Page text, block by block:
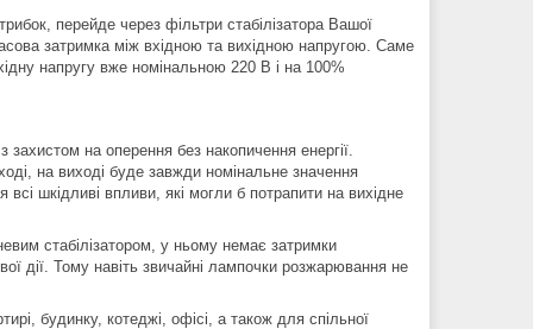
перейде через фільтри стабілізатора Вашої
затримка між вхідною та вихідною напругою. Саме
напругу вже номінальною 220 В і на 100%
на оперення без накопичення енергії.
на виході буде завжди номінальне значення
шкідливі впливи, які могли б потрапити на вихідне
стабілізатором, у ньому немає затримки
дії. Тому навіть звичайні лампочки розжарювання не
будинку, котеджі, офісі, а також для спільної